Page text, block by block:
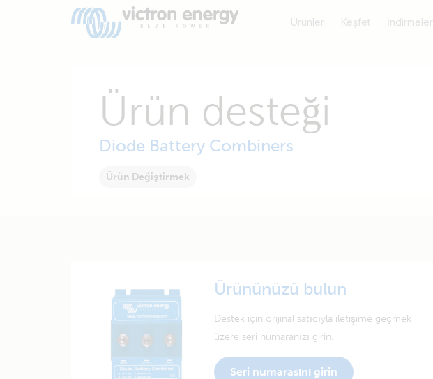
Ürünler Keşfet İndirmeler
Ürün desteği
Diode Battery Combiners
Ürün Değiştirmek
Ürününüzü bulun
Destek için orijinal satıcıyla iletişime geçmek
üzere seri numaranızı girin.
Seri numarasını girin